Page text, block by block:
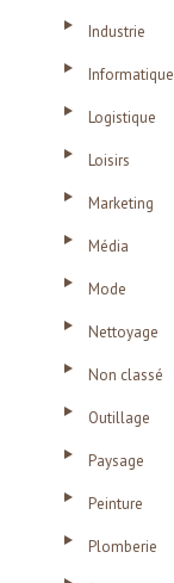
Industrie
Informatique
Logistique
Loisirs
Marketing
Média
Mode
Nettoyage
Non classé
Outillage
Paysage
Peinture
Plomberie